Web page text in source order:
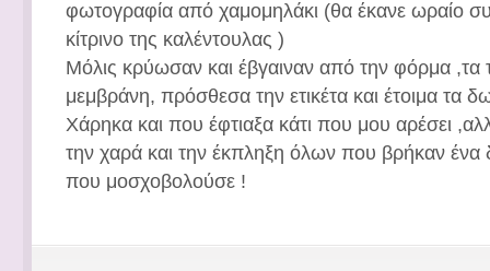
φωτογραφία από χαμομηλάκι (θα έκανε ωραίο
κίτρινο της καλέντουλας )
Μόλις κρύωσαν και έβγαιναν από την φόρμα ,τα
μεμβράνη, πρόσθεσα την ετικέτα και έτοιμα τα
Χάρηκα και που έφτιαξα κάτι που μου αρέσει
την χαρά και την έκπληξη όλων που βρήκαν ένα
που μοσχοβολούσε !